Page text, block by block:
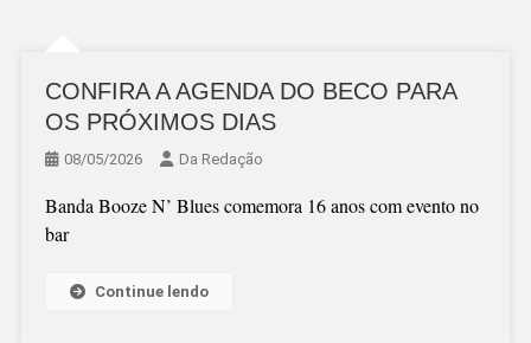
CONFIRA A AGENDA DO BECO PARA
OS PRÓXIMOS DIAS
08/05/2026 Da Redação
Banda Booze N’ Blues comemora 16 anos com evento no
bar
Continue lendo